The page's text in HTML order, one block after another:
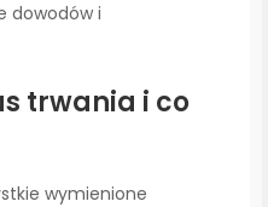
dowodów i
trwania i co
wymienione